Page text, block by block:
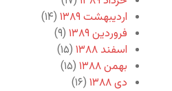
اردیبهشت ۱۳۸۹
(۱۴)
فروردین ۱۳۸۹
(۹)
اسفند ۱۳۸۸
(۱۵)
بهمن ۱۳۸۸
(۱۵)
دی ۱۳۸۸
(۱۶)